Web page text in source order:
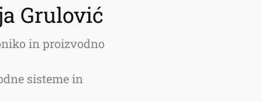
Grulović
in proizvodno
sisteme in